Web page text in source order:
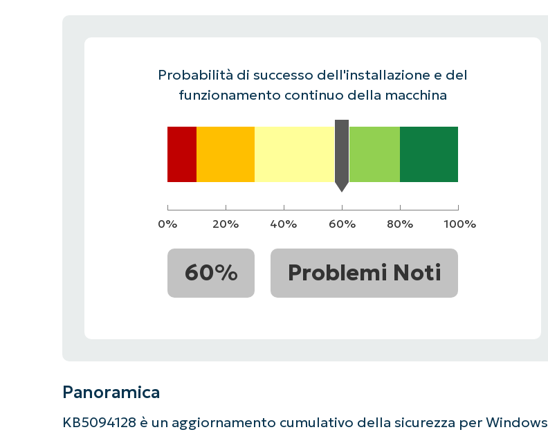
Probabilità di successo dell'installazione e del
funzionamento continuo della macchina
0% 20% 40% 60% 80% 100%
60% Problemi Noti
Panoramica
KB5094128 è un aggiornamento cumulativo della sicurezza per Windows